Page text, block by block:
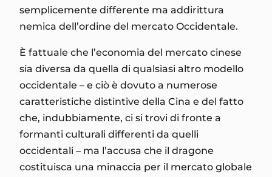
semplicemente differente ma addirittura
nemica dell’ordine del mercato Occidentale.
È fattuale che l’economia del mercato cinese
sia diversa da quella di qualsiasi altro modello
occidentale – e ciò è dovuto a numerose
caratteristiche distintive della Cina e del fatto
che, indubbiamente, ci si trovi di fronte a
formanti culturali differenti da quelli
occidentali – ma l’accusa che il dragone
costituisca una minaccia per il mercato globale